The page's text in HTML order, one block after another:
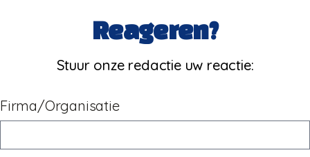
Reageren?
Stuur onze redactie uw reactie:
Firma/Organisatie